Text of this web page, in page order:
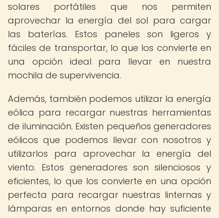
solares portátiles que nos permiten
aprovechar la energía del sol para cargar
las baterías. Estos paneles son ligeros y
fáciles de transportar, lo que los convierte en
una opción ideal para llevar en nuestra
mochila de supervivencia.
Además, también podemos utilizar la energía
eólica para recargar nuestras herramientas
de iluminación. Existen pequeños generadores
eólicos que podemos llevar con nosotros y
utilizarlos para aprovechar la energía del
viento. Estos generadores son silenciosos y
eficientes, lo que los convierte en una opción
perfecta para recargar nuestras linternas y
lámparas en entornos donde hay suficiente